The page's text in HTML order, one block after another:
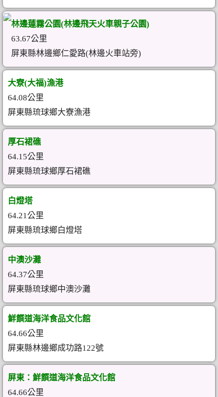
林邊蓮霧公園(林邊飛天火車親子公園)
63.67公里
屏東縣林邊鄉仁愛路(林邊火車站旁)
大寮(大福)漁港
64.08公里
屏東縣琉球鄉大寮漁港
厚石裙礁
64.15公里
屏東縣琉球鄉厚石裙礁
白燈塔
64.21公里
屏東縣琉球鄉白燈塔
中澳沙灘
64.37公里
屏東縣琉球鄉中澳沙灘
鮮饌道海洋食品文化館
64.66公里
屏東縣林邊鄉成功路122號
屏東：鮮饌道海洋食品文化館
64.66公里